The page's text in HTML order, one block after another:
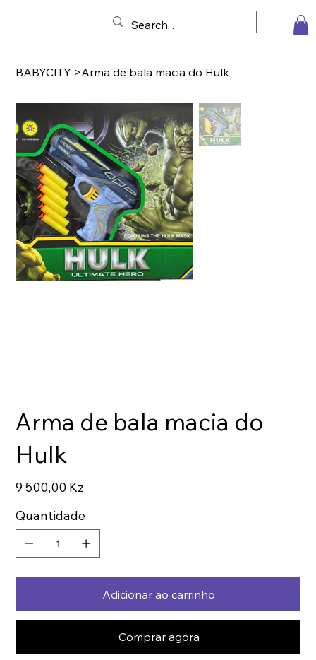
BABYCITY >Arma de bala macia do Hulk
Arma de bala macia do
Hulk
Preço
9 500,00 Kz
Quantidade
Adicionar ao carrinho
Comprar agora